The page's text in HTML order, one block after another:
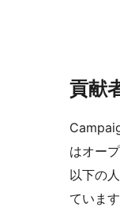
貢献
はオー
以下の
ています